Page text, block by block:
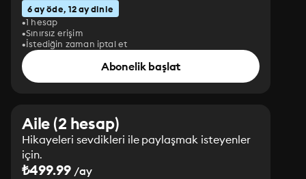
6 ay öde, 12 ay dinle
1 hesap
Sınırsız erişim
İstediğin zaman iptal et
Abonelik başlat
Aile (2 hesap)
Hikayeleri sevdikleri ile paylaşmak isteyenler
için.
₺499.99 /ay